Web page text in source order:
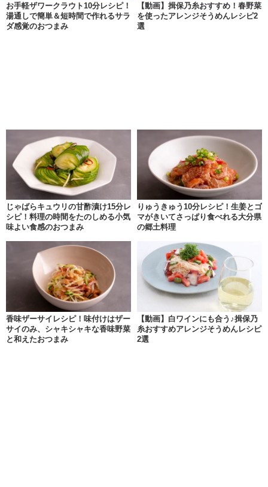
お手軽ザワークラウト10分レシピ！
湯通しで簡単＆短時間で作れるサラ
ダ感覚のおつまみ
【動画】揖保乃糸おすすめ！春野菜
を使ったアレンジそうめんレシピ2
選
じゃばらキュウリの甘酢漬け15分レ
シピ！料理の時間をたのしめる小気
味よい食感のおつまみ
りゅうきゅう10分レシピ！生姜とゴ
マがきいてさっぱり食べれる大分県
の郷土料理
香味ザーサイレシピ！味付けはザー
サイのみ、シャキシャキな香味野菜
と和えたおつまみ
【動画】白ワインにも合う♪揖保乃
糸おすすめアレンジそうめんレシピ
2選